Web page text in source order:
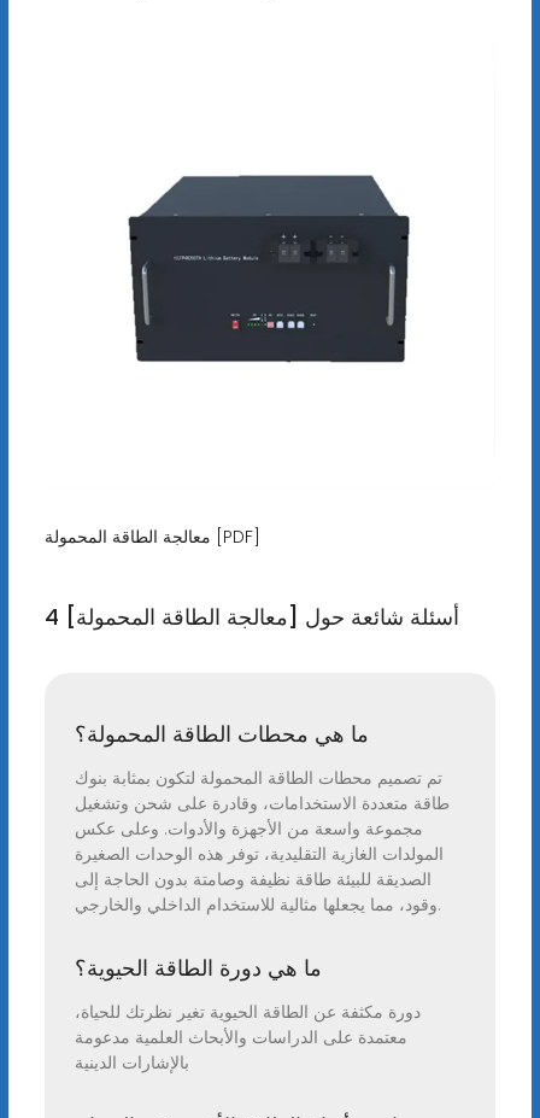
معالجة الطاقة المحمولة [PDF]
4 أسئلة شائعة حول [معالجة الطاقة المحمولة]
ما هي محطات الطاقة المحمولة؟
تم تصميم محطات الطاقة المحمولة لتكون بمثابة بنوك
طاقة متعددة الاستخدامات، وقادرة على شحن وتشغيل
مجموعة واسعة من الأجهزة والأدوات. وعلى عكس
المولدات الغازية التقليدية، توفر هذه الوحدات الصغيرة
الصديقة للبيئة طاقة نظيفة وصامتة بدون الحاجة إلى
وقود، مما يجعلها مثالية للاستخدام الداخلي والخارجي.
ما هي دورة الطاقة الحيوية؟
دورة مكثفة عن الطاقة الحيوية تغير نظرتك للحياة،
معتمدة على الدراسات والأبحاث العلمية مدعومة
بالإشارات الدينية